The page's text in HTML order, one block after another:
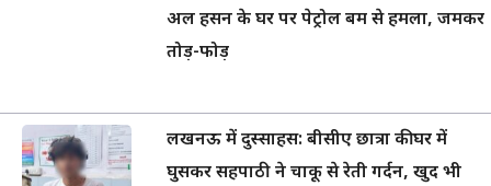
अल हसन के घर पर पेट्रोल बम से हमला, जमकर
तोड़-फोड़
लखनऊ में दुस्साहस: बीसीए छात्रा की घर में
घुसकर सहपाठी ने चाकू से रेती गर्दन, खुद भी